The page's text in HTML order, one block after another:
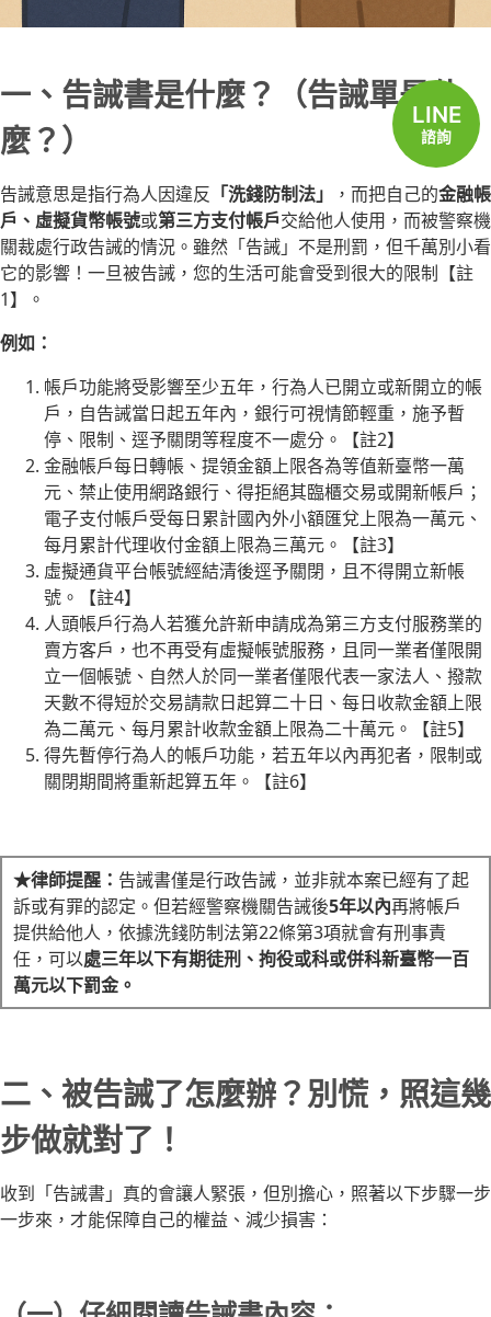
LINE
諮詢
一、告誡書是什麼？（告誡單是什
麼？）
告誡意思是指行為人因違反 「洗錢防制法」 ，而把自己的金融帳
戶、虛擬貨幣帳號或第三方支付帳戶交給他人使用，而被警察機
關裁處行政告誡的情況。雖然「告誡」不是刑罰，但千萬別小看
它的影響！一旦被告誡，您的生活可能會受到很大的限制【註
1】。
例如：
帳戶功能將受影響至少五年，行為人已開立或新開立的帳
戶，自告誡當日起五年內，銀行可視情節輕重，施予暫
停、限制、逕予關閉等程度不一處分。【註2】
金融帳戶每日轉帳、提領金額上限各為等值新臺幣一萬
元、禁止使用網路銀行、得拒絕其臨櫃交易或開新帳戶；
電子支付帳戶受每日累計國內外小額匯兌上限為一萬元、
每月累計代理收付金額上限為三萬元。【註3】
虛擬通貨平台帳號經結清後逕予關閉，且不得開立新帳
號。【註4】
人頭帳戶行為人若獲允許新申請成為第三方支付服務業的
賣方客戶，也不再受有虛擬帳號服務，且同一業者僅限開
立一個帳號、自然人於同一業者僅限代表一家法人、撥款
天數不得短於交易請款日起算二十日、每日收款金額上限
為二萬元、每月累計收款金額上限為二十萬元。【註5】
得先暫停行為人的帳戶功能，若五年以內再犯者，限制或
關閉期間將重新起算五年。【註6】
★律師提醒： 告誡書僅是行政告誡，並非就本案已經有了起
訴或有罪的認定。但若經警察機關告誡後5年以內再將帳戶
提供給他人，依據洗錢防制法第22條第3項就會有刑事責
任，可以處三年以下有期徒刑、拘役或科或併科新臺幣一百
萬元以下罰金。
二、被告誡了怎麼辦？別慌，照這幾
步做就對了！
收到「告誡書」真的會讓人緊張，但別擔心，照著以下步驟一步
一步來，才能保障自己的權益、減少損害：